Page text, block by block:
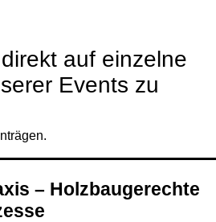
auf einzelne
Events zu
– Holzbaugerechte